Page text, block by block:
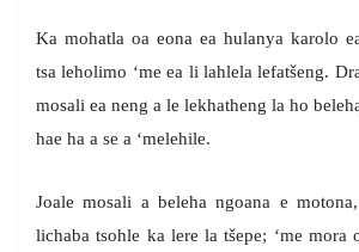
Ka mohatla oa eona ea hulanya karolo
tsa leholimo ‘me ea li lahlela lefatšeng.
mosali ea neng a le lekhatheng la ho
hae ha a se a ‘melehile.
Joale mosali a beleha ngoana e
lichaba tsohle ka lere la tšepe; ‘me mora